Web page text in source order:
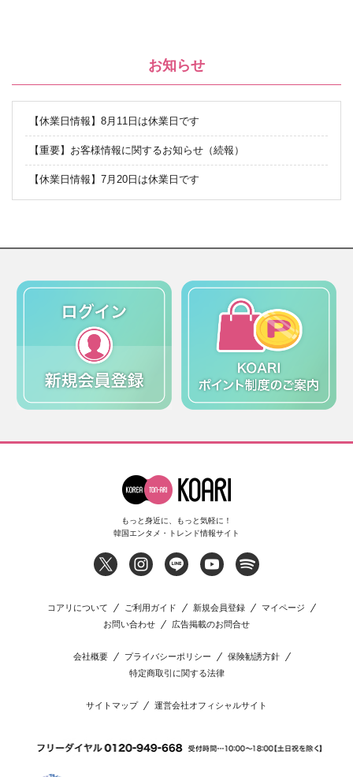
お知らせ
【休業日情報】8月11日は休業日です
【重要】お客様情報に関するお知らせ（続報）
【休業日情報】7月20日は休業日です
もっと身近に、もっと気軽に！
韓国エンタメ・トレンド情報サイト
コアリについて ご利用ガイド 新規会員登録
マイページ
お問い合わせ
広告掲載のお問合せ
会社概要 プライバシーポリシー
保険勧誘方針
特定商取引に関する法律
サイトマップ 運営会社オフィシャルサイト